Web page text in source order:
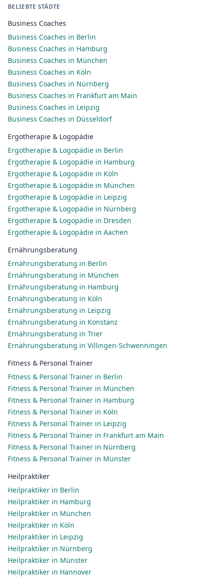
BELIEBTE STÄDTE
Business Coaches
Business Coaches in Berlin
Business Coaches in Hamburg
Business Coaches in München
Business Coaches in Köln
Business Coaches in Nürnberg
Business Coaches in Frankfurt am Main
Business Coaches in Leipzig
Business Coaches in Düsseldorf
Ergotherapie & Logopädie
Ergotherapie & Logopädie in Berlin
Ergotherapie & Logopädie in Hamburg
Ergotherapie & Logopädie in Köln
Ergotherapie & Logopädie in München
Ergotherapie & Logopädie in Leipzig
Ergotherapie & Logopädie in Nürnberg
Ergotherapie & Logopädie in Dresden
Ergotherapie & Logopädie in Aachen
Ernährungsberatung
Ernährungsberatung in Berlin
Ernährungsberatung in München
Ernährungsberatung in Hamburg
Ernährungsberatung in Köln
Ernährungsberatung in Leipzig
Ernährungsberatung in Konstanz
Ernährungsberatung in Trier
Ernährungsberatung in Villingen-Schwenningen
Fitness & Personal Trainer
Fitness & Personal Trainer in Berlin
Fitness & Personal Trainer in München
Fitness & Personal Trainer in Hamburg
Fitness & Personal Trainer in Köln
Fitness & Personal Trainer in Leipzig
Fitness & Personal Trainer in Frankfurt am Main
Fitness & Personal Trainer in Nürnberg
Fitness & Personal Trainer in Münster
Heilpraktiker
Heilpraktiker in Berlin
Heilpraktiker in Hamburg
Heilpraktiker in München
Heilpraktiker in Köln
Heilpraktiker in Leipzig
Heilpraktiker in Nürnberg
Heilpraktiker in Münster
Heilpraktiker in Hannover